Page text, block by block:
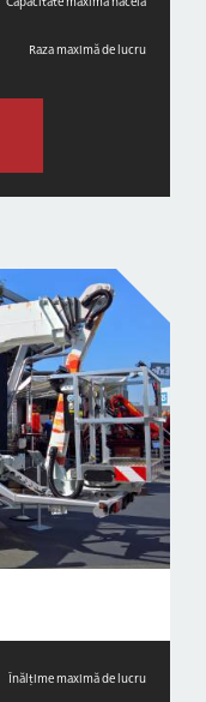
Raza maximă de lucru
Înălțime maximă de lucru